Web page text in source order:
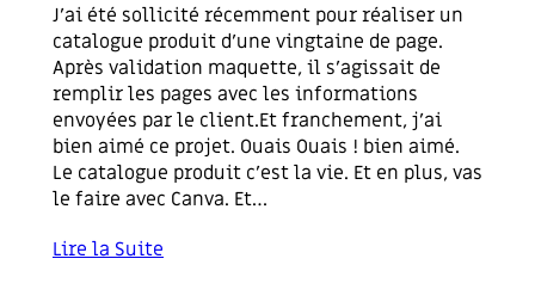
J’ai été sollicité récemment pour réaliser un
catalogue produit d’une vingtaine de page.
Après validation maquette, il s’agissait de
remplir les pages avec les informations
envoyées par le client.Et franchement, j’ai
bien aimé ce projet. Ouais Ouais ! bien aimé.
Le catalogue produit c’est la vie. Et en plus, vas
le faire avec Canva. Et…
Lire la Suite